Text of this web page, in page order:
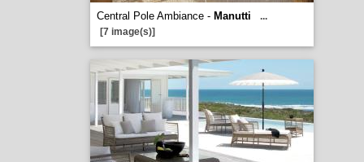
Central Pole Ambiance - Manutti
...
[7 image(s)]